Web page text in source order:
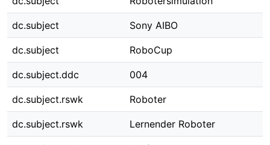
dc.subject Sony AIBO
dc.subject RoboCup
dc.subject.ddc 004
dc.subject.rswk Roboter
dc.subject.rswk Lernender Roboter